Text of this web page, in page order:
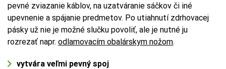
pevné zviazanie káblov, na uzatváranie sáčkov či iné
upevnenie a spájanie predmetov. Po utiahnutí zdrhovacej
pásky už nie je možné slučku povoliť, ale je nutné ju
rozrezať napr. odlamovacím obalárskym nožom.
vytvára veľmi pevný spoj